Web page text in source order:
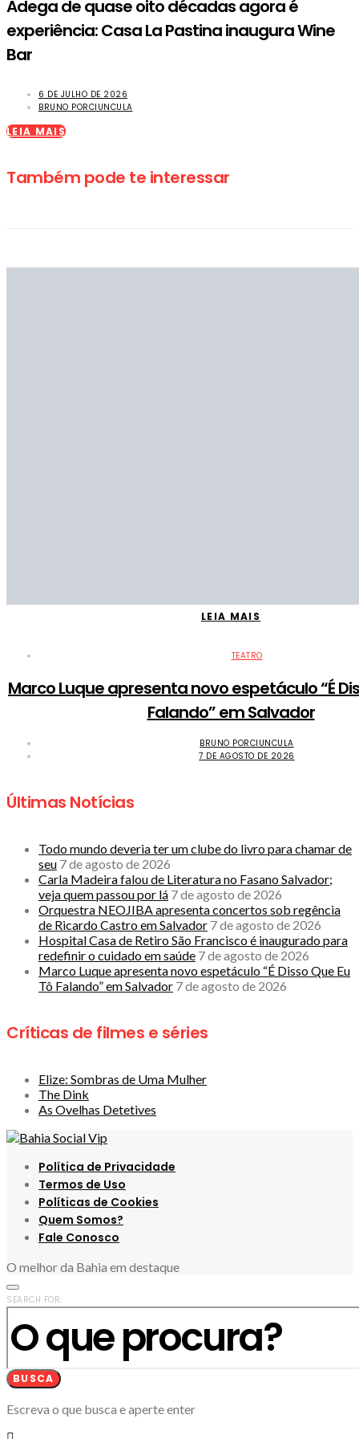
Adega de quase oito décadas agora é
experiência: Casa La Pastina inaugura Wine
Bar
6 DE JULHO DE 2026
BRUNO PORCIUNCULA
LEIA MAIS
Também pode te interessar
LEIA MAIS
TEATRO
Marco Luque apresenta novo espetáculo “É
Falando” em Salvador
BRUNO PORCIUNCULA
7 DE AGOSTO DE 2026
Últimas Notícias
Todo mundo deveria ter um clube do livro para chamar de
seu 7 de agosto de 2026
Carla Madeira falou de Literatura no Fasano Salvador;
veja quem passou por lá 7 de agosto de 2026
Orquestra NEOJIBA apresenta concertos sob regência
de Ricardo Castro em Salvador 7 de agosto de 2026
Hospital Casa de Retiro São Francisco é inaugurado para
redefinir o cuidado em saúde 7 de agosto de 2026
Marco Luque apresenta novo espetáculo “É Disso Que Eu
Tô Falando” em Salvador 7 de agosto de 2026
Críticas de filmes e séries
Elize: Sombras de Uma Mulher
The Dink
As Ovelhas Detetives
Política de Privacidade
Termos de Uso
Políticas de Cookies
Quem Somos?
Fale Conosco
O melhor da Bahia em destaque
SEARCH FOR:
BUSCA
Escreva o que busca e aperte enter